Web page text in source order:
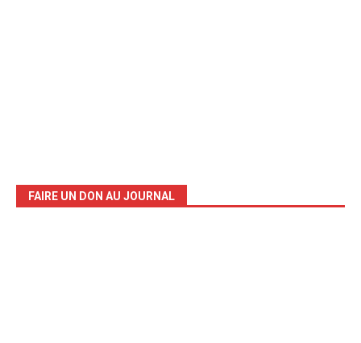
FAIRE UN DON AU JOURNAL